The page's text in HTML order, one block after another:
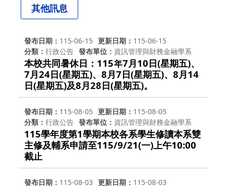
其他訊息
發布日期 115-06-15 更新日期
115-06-15
分類
行政公告 發布單位 資訊管理與財務金融學系
本校共同暑休日：115年7月10日(星期五)、
7月24日(星期五)、8月7日(星期五)、8月14
日(星期五)及8月28日(星期五)。
發布日期 115-08-05 更新日期
115-08-05
分類
行政公告 發布單位 資訊管理與財務金融學系
115學年度第1學期本校各系學生修讀本系雙
主修及輔系申請至115/9/21(一)上午10:00
截止
發布日期 115-08-03 更新日期
115-08-03